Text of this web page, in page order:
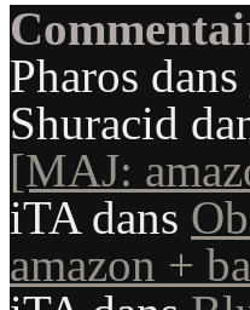
Pharos dans
Shuracid
[MAJ:
iTAdans
amazon +